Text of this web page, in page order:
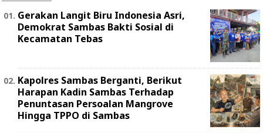
Gerakan Langit Biru Indonesia Asri,
Demokrat Sambas Bakti Sosial di
Kecamatan Tebas
Kapolres Sambas Berganti, Berikut
Harapan Kadin Sambas Terhadap
Penuntasan Persoalan Mangrove
Hingga TPPO di Sambas